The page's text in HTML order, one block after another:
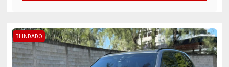
BLINDADO